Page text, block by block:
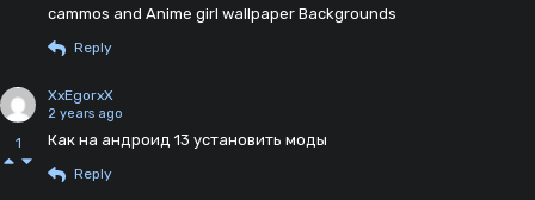
cammos and Anime girl wallpaper Backgrounds
Reply
1
XxEgorxX
2 years ago
Как на андроид 13 установить моды
Reply